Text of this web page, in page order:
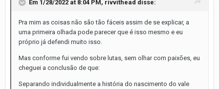
Em 1/28/2022 at 8:04 PM, rivvithead disse:
Pra mim as coisas não são tão fáceis assim de se explicar, a
uma primeira olhada pode parecer que é isso mesmo e eu
próprio já defendi muito isso.
Mas conforme fui vendo sobre lutas, sem olhar com paixões, eu
cheguei a conclusão de que:
Separando individualmente a história do nascimento do vale